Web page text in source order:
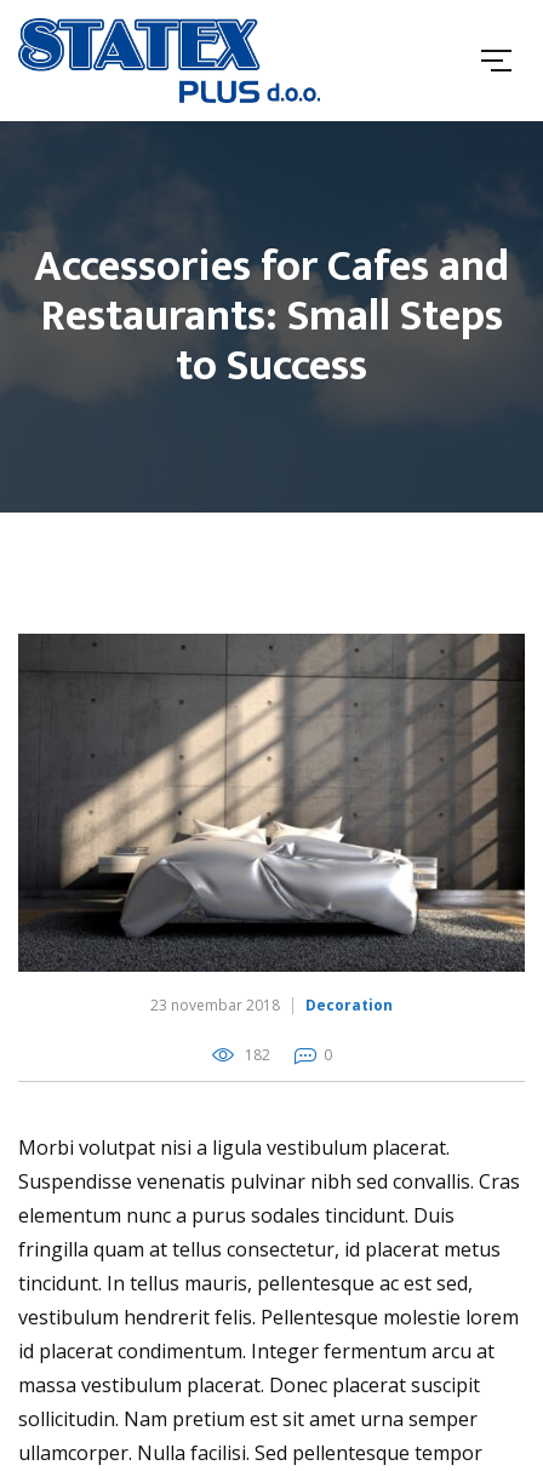
Accessories for Cafes and
Restaurants: Small Steps
to Success
23 novembar 2018 Decoration
182 0
Morbi volutpat nisi a ligula vestibulum placerat.
Suspendisse venenatis pulvinar nibh sed convallis. Cras
elementum nunc a purus sodales tincidunt. Duis
fringilla quam at tellus consectetur, id placerat metus
tincidunt. In tellus mauris, pellentesque ac est sed,
vestibulum hendrerit felis. Pellentesque molestie lorem
id placerat condimentum. Integer fermentum arcu at
massa vestibulum placerat. Donec placerat suscipit
sollicitudin. Nam pretium est sit amet urna semper
ullamcorper. Nulla facilisi. Sed pellentesque tempor